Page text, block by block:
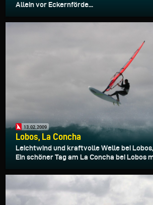
Allein vor Eckernförde...
13.02.2009
Lobos, La Concha
Leichtwind und kraftvolle Welle bei
Ein schöner Tag am La Concha bei Lobos